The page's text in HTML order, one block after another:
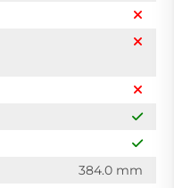
384.0 mm